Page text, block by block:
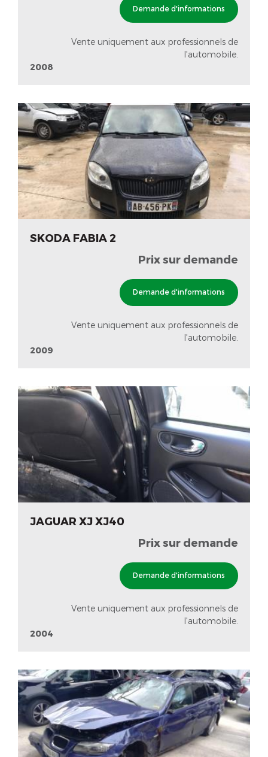
Demande d'informations
Vente uniquement aux professionnels de
l'automobile.
2008
SKODA FABIA 2
Prix sur demande
Demande d'informations
Vente uniquement aux professionnels de
l'automobile.
2009
JAGUAR XJ XJ40
Prix sur demande
Demande d'informations
Vente uniquement aux professionnels de
l'automobile.
2004